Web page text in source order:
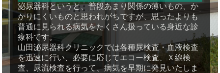
泌尿器科というと、普段あまり関係の薄いもの、か
かりにくいものと思われがちですが、思ったよりも
普通に見られる病気をたくさん扱っている身近な診
療科です。
山田泌尿器科クリニックでは各種尿検査・血液検査
を迅速に行い、必要に応じてエコー検査、Ｘ線検
査、尿流検査を行って、病気を早期に発見いたしま